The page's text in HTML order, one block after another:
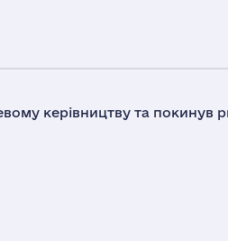
керівництву та покинув